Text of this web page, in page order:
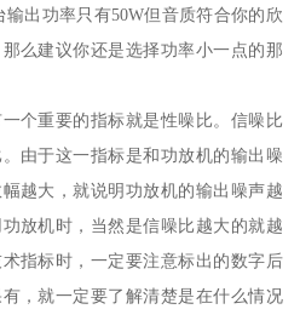
出功率只有50W但音质符合你的欣
么建议你还是选择功率小一点的那
个重要的指标就是性噪比。信噪比
由于这一指标是和功放机的输出噪
越大，就说明功放机的输出噪声越
放机时，当然是信噪比越大的就越
指标时，一定要注意标出的数字后
，就一定要了解清楚是在什么情况